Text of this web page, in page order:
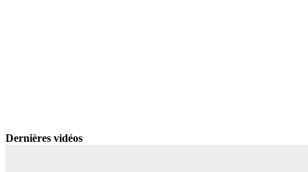
Dernières vidéos